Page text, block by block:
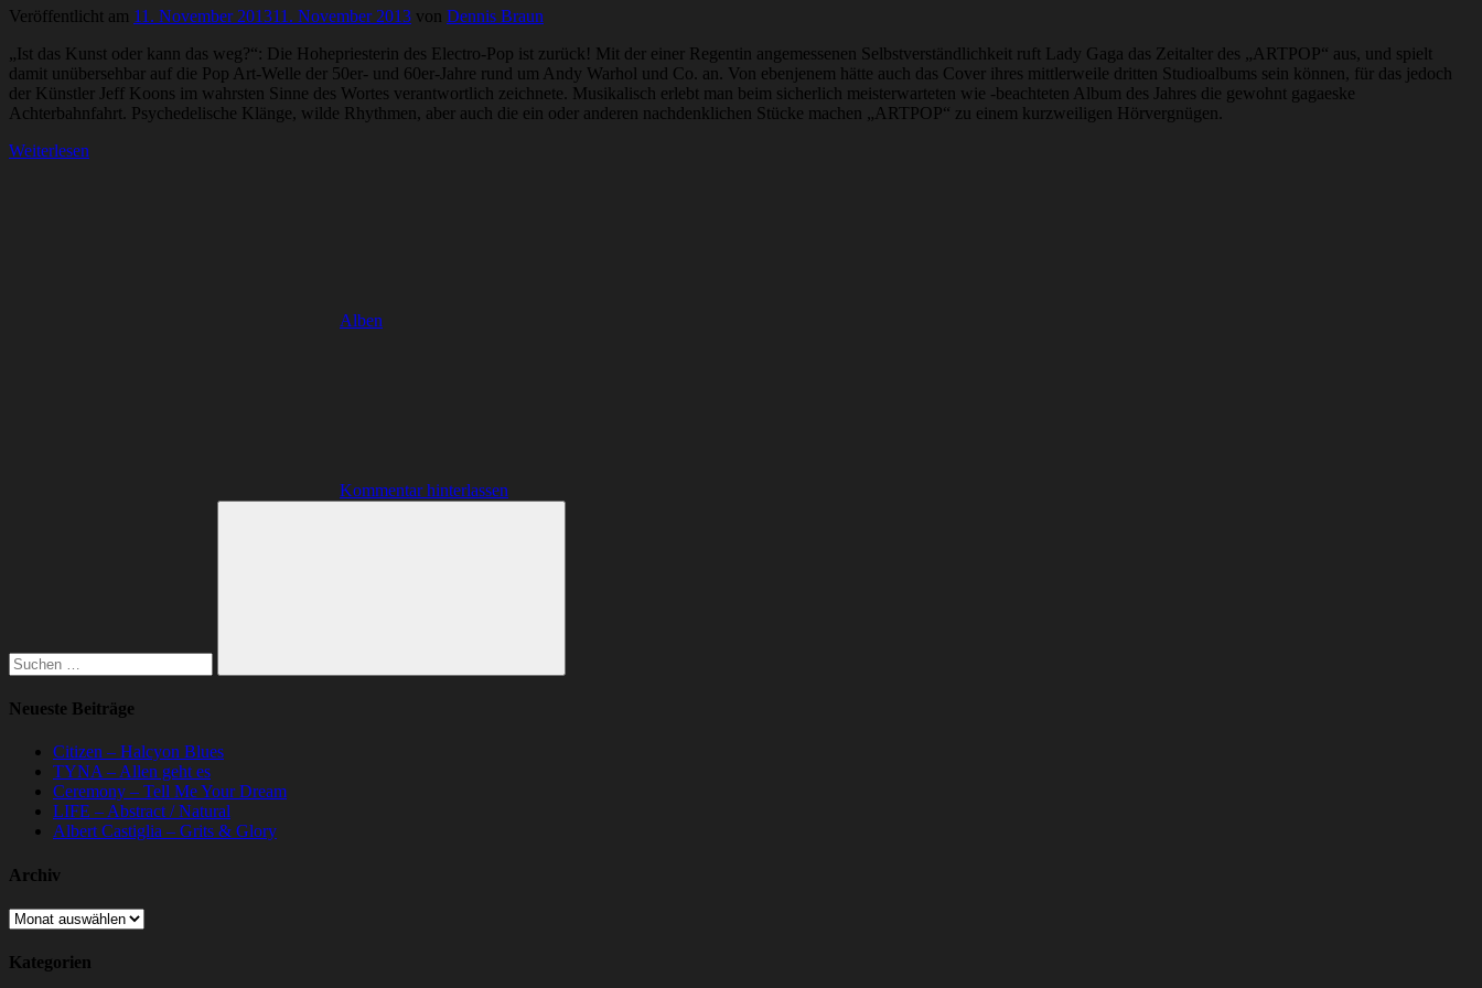
Veröffentlicht am 11. November 201311. November 2013 von Dennis Braun
„Ist das Kunst oder kann das weg?“: Die Hohepriesterin des Electro-Pop ist zurück! Mit der einer Regentin angemessenen Selbstverständlichkeit ruft Lady Gaga das Zeitalter des „ARTPOP“ aus, und spielt
damit unübersehbar auf die Pop Art-Welle der 50er- und 60er-Jahre rund um Andy Warhol und Co. an. Von ebenjenem hätte auch das Cover ihres mittlerweile dritten Studioalbums sein können, für das jedoch
der Künstler Jeff Koons im wahrsten Sinne des Wortes verantwortlich zeichnete. Musikalisch erlebt man beim sicherlich meisterwarteten wie -beachteten Album des Jahres die gewohnt gagaeske
Achterbahnfahrt. Psychedelische Klänge, wilde Rhythmen, aber auch die ein oder anderen nachdenklichen Stücke machen „ARTPOP“ zu einem kurzweiligen Hörvergnügen.
Weiterlesen
Alben
Kommentar hinterlassen
Suchen
Neueste Beiträge
Citizen – Halcyon Blues
TYNA – Allen geht es
Ceremony – Tell Me Your Dream
LIFE – Abstract / Natural
Albert Castiglia – Grits & Glory
Archiv
Archiv
Kategorien